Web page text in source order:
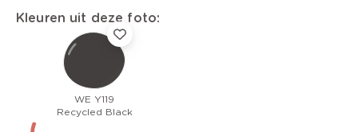
Kleuren uit deze foto:
WE Y119
Recycled Black